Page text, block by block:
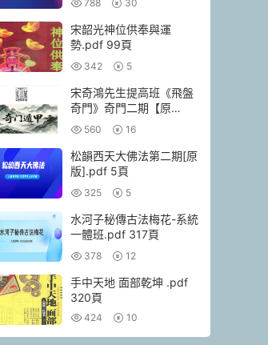
788 30
宋韶光神位供奉與運
勢.pdf 99頁
342 5
宋奇鴻先生提高班《飛盤
奇門》奇門二期【原
版】.pdf 90頁
560 16
松韻西天大佛法第二期[原
版].pdf 5頁
325 5
水河子秘傳古法梅花-系統
一體班.pdf 317頁
378 12
手中天地 面部乾坤 .pdf
320頁
424 10